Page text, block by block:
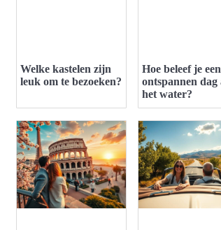
Welke kastelen zijn
leuk om te bezoeken?
Hoe beleef je een
ontspannen dag
het water?